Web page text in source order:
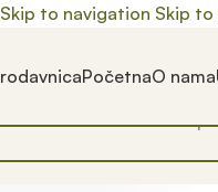
Skip to navigation Skip
PočetnaO nama
Почетна/ Prodavnica/